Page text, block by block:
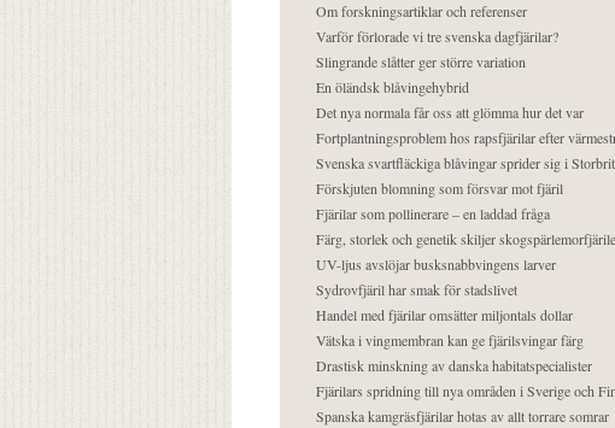
Om forskningsartiklar och referenser
Varför förlorade vi tre svenska dagfjärilar?
Slingrande slåtter ger större variation
En öländsk blåvingehybrid
Det nya normala får oss att glömma hur det var
Fortplantningsproblem hos rapsfjärilar efter
Svenska svartfläckiga blåvingar sprider sig i
Förskjuten blomning som försvar mot fjäril
Fjärilar som pollinerare – en laddad fråga
Färg, storlek och genetik skiljer
UV-ljus avslöjar busksnabbvingens larver
Sydrovfjäril har smak för stadslivet
Handel med fjärilar omsätter miljontals dollar
Vätska i vingmembran kan ge fjärilsvingar färg
Drastisk minskning av danska habitatspecialister
Fjärilars spridning till nya områden i Sverige och
Spanska kamgräsfjärilar hotas av allt torrare somrar